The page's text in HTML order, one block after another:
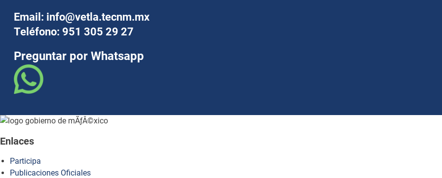
Email: info@vetla.tecnm.mx
Teléfono: 951 305 29 27
Preguntar por Whatsapp
Enlaces
Participa
Publicaciones Oficiales